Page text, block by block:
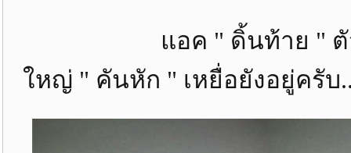
แอค " ดิ้นท้าย " ตัวกลา
ใหญ่ " คันหัก " เหยื่อยังอยู่ครับ